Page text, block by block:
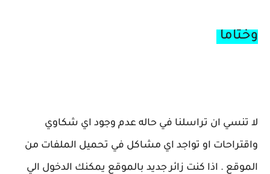
وختاما
لا تنسي ان تراسلنا في حاله عدم وجود اي شكاوي
واقتراحات او تواجد اي مشاكل في تحميل الملفات من
الموقع . اذا كنت زائر جديد بالموقع يمكنك الدخول الي